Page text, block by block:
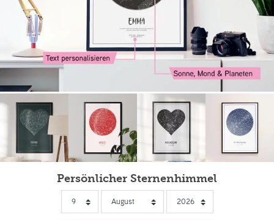
Persönlicher Sternenhimmel